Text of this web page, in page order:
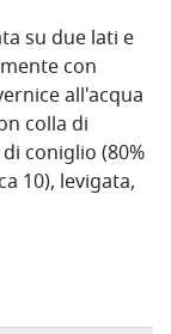
su due lati e
con
all'acqua
colla di
coniglio (80%
10), levigata,